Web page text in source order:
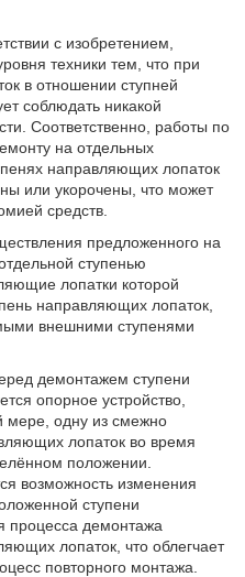
с изобретением,
техники тем, что при
в отношении ступней
соблюдать никакой
Соответственно, работы по
на отдельных
направляющих лопаток
или укорочены, что может
средств.
предложенного на
ступенью
лопатки которой
направляющих лопаток,
внешними ступенями
демонтажем ступени
опорное устройство,
мере, одну из смежно
лопаток во время
положении.
возможность изменения
ступени
процесса демонтажа
лопаток, что облегчает
повторного монтажа.